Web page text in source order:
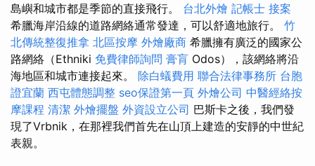
島嶼和城市都是季節的直接飛行。 台北外燴 記帳士 接案
希臘海岸沿線的道路網絡通常發達，可以舒適地旅行。 竹
北傳統整復推拿 北區按摩 外燴廠商 希臘擁有廣泛的國家公
路網絡（Ethniki 免費律師詢問 膏肓 Odos），該網絡將沿
海地區和城市連接起來。 除白蟻費用 聯合法律事務所 台胞
證宜蘭 西屯體態調整 seo保證第一頁 外燴公司 中醫經絡按
摩課程 清潔 外燴擺盤 外資設立公司 巴斯卡之後，我們發
現了Vrbnik，在那裡我們首先在山頂上建造的安靜的中世紀
表親。